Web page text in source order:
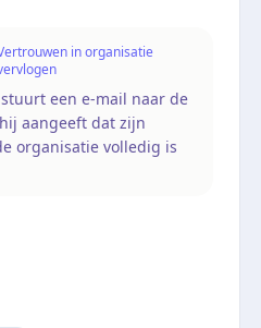
in organisatie
een e-mail naar de
aangeeft dat zijn
organisatie volledig is